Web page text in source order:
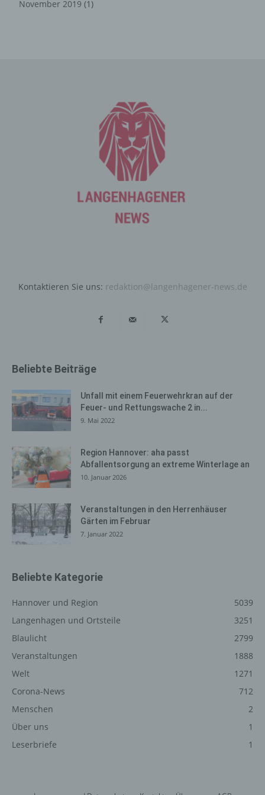
November 2019 (1)
Kontaktieren Sie uns: redaktion@langenhagener-news.de
Beliebte Beiträge
Unfall mit einem Feuerwehrkran auf der
Feuer- und Rettungswache 2 in...
9. Mai 2022
Region Hannover: aha passt
Abfallentsorgung an extreme Winterlage an
10. Januar 2026
Veranstaltungen in den Herrenhäuser
Gärten im Februar
7. Januar 2022
Beliebte Kategorie
Hannover und Region
5039
Langenhagen und Ortsteile
3251
Blaulicht
2799
Veranstaltungen
1888
Welt
1271
Corona-News
712
Menschen
2
Über uns
1
Leserbriefe
1
Die betroffene Person kann die Setzung von Cookies
gelöscht werden. Dies ist in allen gängigen
Internetbrowsern möglich. Deaktiviert die betroffene
Person die Setzung von Cookies in dem genutzten
Internetbrowser, sind unter Umständen nicht alle
Funktionen unserer Internetseite vollumfänglich nutzbar.
Erfassung von allgemeinen Daten
und Informationen
Die Internetseite erfasst mit jedem Aufruf der
gespeichert. Erfasst werden können die (1) verwendeten
Internetseite, von welcher ein zugreifendes System auf
(5) das Datum und die Uhrzeit eines Zugriffs auf die
Adresse), (7) der Internet-Service-Provider des
zugreifenden Systems und (8) sonstige ähnliche Daten
und Informationen, die der Gefahrenabwehr im Falle von
Systeme dienen.
Bei der Nutzung dieser allgemeinen Daten und
Informationen ziehen wird keine Rückschlüsse auf die
benötigt, um (1) die Inhalte unserer Internetseite korrekt
auszuliefern, (2) die Inhalte unserer Internetseite sowie
die Werbung für diese zu optimieren, (3) die dauerhafte
gewährleisten sowie (4) um Strafverfolgungsbehörden
notwendigen Informationen bereitzustellen. Diese
durch uns daher einerseits statistisch und ferner mit dem
Ziel ausgewertet, den Datenschutz und die
Datensicherheit in unserem Unternehmen zu erhöhen,
verarbeiteten personenbezogenen Daten
sicherzustellen. Die anonymen Daten der Server-Logfiles
werden getrennt von allen durch eine betroffene Person
Registrierung auf unserer